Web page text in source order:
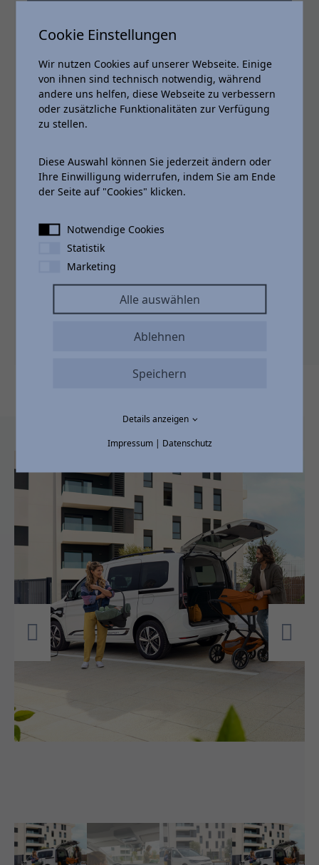
Leasingsonderzahlung 4.500,21 €
zzgl. Überführung 1.500,00 €
Vertragslaufzeit
48 mtl. Raten
Cookie Einstellungen
Wir nutzen Cookies auf unserer Webseite. Einige
von ihnen sind technisch notwendig, während
andere uns helfen, diese Webseite zu verbessern
oder zusätzliche Funktionalitäten zur Verfügung
zu stellen.
Diese Auswahl können Sie jederzeit ändern oder
Ihre Einwilligung widerrufen, indem Sie am Ende
der Seite auf "Cookies" klicken.
Notwendige Cookies
Statistik
Marketing
Alle auswählen
Ablehnen
Speichern
Details anzeigen
Impressum| Datenschutz